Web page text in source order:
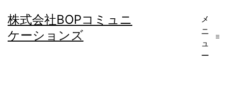
ン
テ
株式会社BOPコミュニ
ケーションズ
メ
ニ
ュ
ー